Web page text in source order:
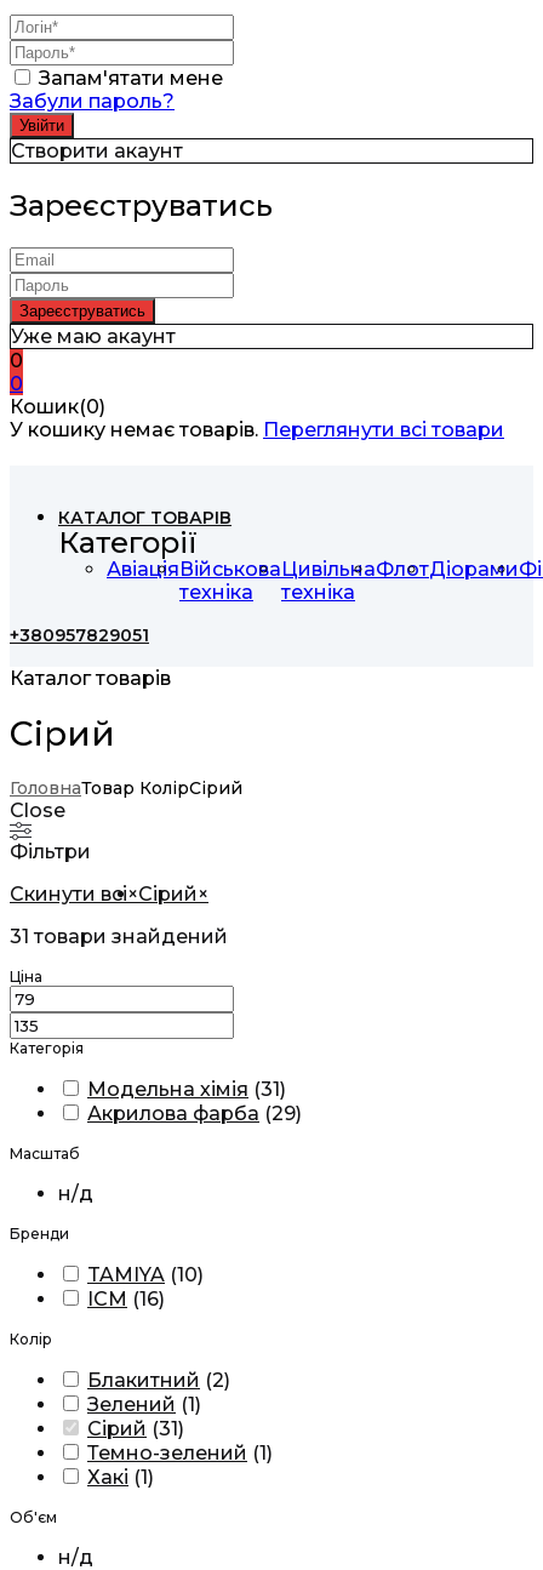
Запам'ятати мене
Забули пароль?
Створити акаунт
Зареєструватись
Уже маю акаунт
0
0
Кошик(0)
У кошику немає товарів. Переглянути всі товари
КАТАЛОГ ТОВАРІВ
Категорії
АвіаціяВійськова
техніка
Цивільна
техніка
ФлотДіорами
+380957829051
Каталог товарів
Сірий
ГоловнаТовар КолірСірий
Close
Фільтри
Скинути всі×Сірий ×
31 товари знайдений
Ціна
Категорія
Модельна хімія (31)
Акрилова фарба (29)
Масштаб
н/д
Бренди
TAMIYA (10)
ICM (16)
Колір
Блакитний (2)
Зелений (1)
Сірий (31)
Темно-зелений (1)
Хакі (1)
Об'єм
н/д